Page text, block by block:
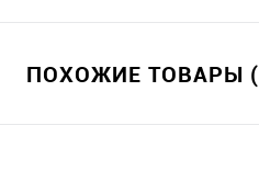
ПОХОЖИЕ ТОВАРЫ